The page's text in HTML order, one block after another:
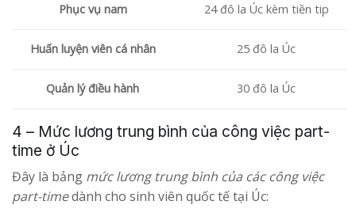
Phục vụ nam 24 đô la Úc kèm tiền tip
Huấn luyện viên cá nhân 25 đô la Úc
Quản lý điều hành 30 đô la Úc
4 – Mức lương trung bình của công việc part-
time ở Úc
Đây là bảng mức lương trung bình của các công việc
part-timedành cho sinh viên quốc tế tại Úc: